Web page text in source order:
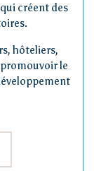
créent des
hôteliers,
le